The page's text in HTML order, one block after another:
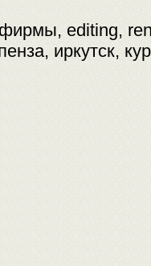
editing,
иркутск,